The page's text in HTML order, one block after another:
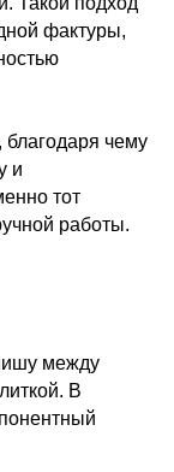
фактуры,
чему
и
тот
работы.
между
В